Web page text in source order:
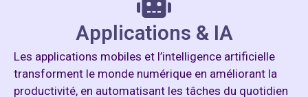
Applications & IA
Les applications mobiles et l’intelligence artificielle
transforment le monde numérique en améliorant la
productivité, en automatisant les tâches du quotidien